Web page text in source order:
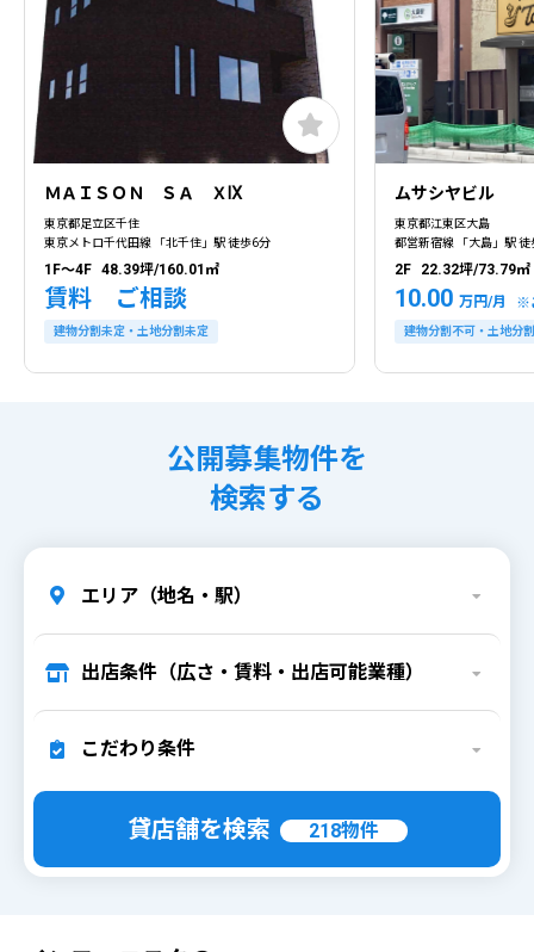
ＭＡＩＳＯＮ ＳＡ ＸⅨ
東京都足立区千住
東京メトロ千代田線 「北千住」駅 徒歩6分
1F～4F 48.39坪/160.01㎡
賃料 ご相談
建物分割未定・土地分割未定
ムサシヤビル
東京都江東区大島
都営新宿線 「大島」駅 徒
2F 22.32坪/73.79㎡
10.00 万円/月 ※
建物分割不可・土地分
公開募集物件を
検索する
エリア（地名・駅）
出店条件（広さ・賃料・出店可能業種）
こだわり条件
貸店舗を検索 218物件